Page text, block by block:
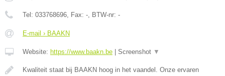
Tel: 033768696 , Fax: - , BTW-nr: -
E-mail › BAAKN
Website: https://www.baakn.be Screenshot ▼
Kwaliteit staat bij BAAKN hoog in het vaandel. Onze ervaren